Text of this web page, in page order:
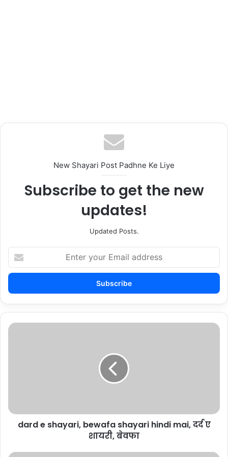
New Shayari Post Padhne Ke Liye
Subscribe to get the new
updates!
Updated Posts.
your
Email
dard
ए
शायरी,dard e shayari, bewafa shayari hindi mai, दर्द ए
शायरी, बेवफा